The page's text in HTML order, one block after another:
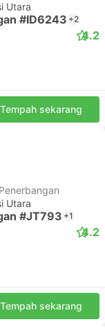
Utara
#ID6243 +2
4.2
Tempah sekarang
Utara
#JT793 +1
4.2
Tempah sekarang